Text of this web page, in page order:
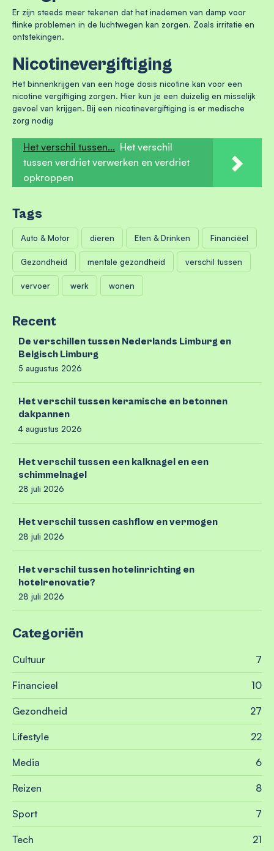
Er zijn steeds meer tekenen dat het inademen van damp voor
flinke problemen in de luchtwegen kan zorgen. Zoals irritatie en
ontstekingen.
Nicotinevergiftiging
Het binnenkrijgen van een hoge dosis nicotine kan voor een
nicotine vergiftiging zorgen. Hier kun je een duizelig en misselijk
gevoel van krijgen. Bij een nicotinevergiftiging is er medische
zorg nodig
Het verschil tussen... Het verschil
tussen verdriet verwerken en verdriet
opkroppen
Tags
Auto & Motor dieren Eten & Drinken Financiëel
Gezondheid mentale gezondheid verschil tussen
vervoer werk wonen
Recent
De verschillen tussen Nederlands Limburg en
Belgisch Limburg
5 augustus 2026
Het verschil tussen keramische en betonnen
dakpannen
4 augustus 2026
Het verschil tussen een kalknagel en een
schimmelnagel
28 juli 2026
Het verschil tussen cashflow en vermogen
28 juli 2026
Het verschil tussen hotelinrichting en
hotelrenovatie?
28 juli 2026
Categoriën
Cultuur 7
Financieel 10
Gezondheid 27
Lifestyle 22
Media 6
Reizen 8
Sport 7
Tech 21